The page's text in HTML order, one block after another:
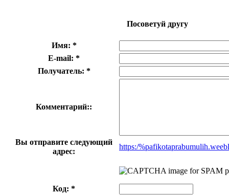
Посоветуй другу
Имя: *
E-mail: *
Получатель: *
Комментарий::
Вы отправите следующий
адрес:
https:/
Код: *